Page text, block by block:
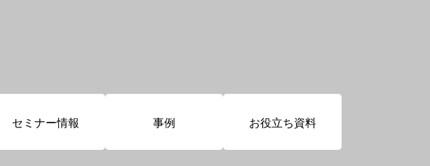
セミナー情報 事例 お役立ち資料